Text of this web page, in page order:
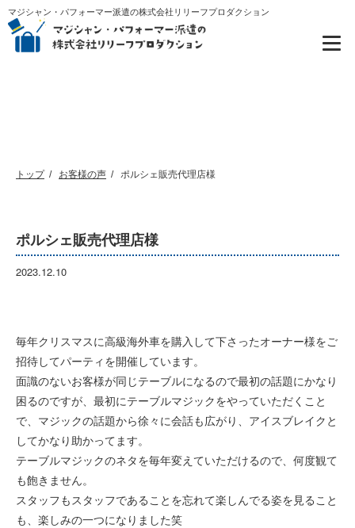
マジシャン・パフォーマー派遣の株式会社リリーフプロダクション
トップ お客様の声 ポルシェ販売代理店様
ポルシェ販売代理店様
2023.12.10
毎年クリスマスに高級海外車を購入して下さったオーナー様をご
招待してパーティを開催しています。
面識のないお客様が同じテーブルになるので最初の話題にかなり
困るのですが、最初にテーブルマジックをやっていただくこと
で、マジックの話題から徐々に会話も広がり、アイスブレイクと
してかなり助かってます。
テーブルマジックのネタを毎年変えていただけるので、何度観て
も飽きません。
スタッフもスタッフであることを忘れて楽しんでる姿を見ること
も、楽しみの一つになりました笑